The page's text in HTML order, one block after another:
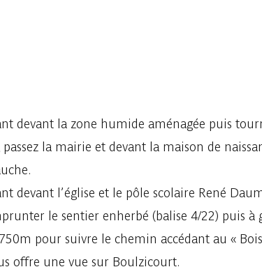
devant la zone humide aménagée puis
la mairie et devant la maison de
devant l’église et le pôle scolaire René
le sentier enherbé (balise 4/22) puis à
pour suivre le chemin accédant au « Bois
offre une vue sur Boulzicourt.